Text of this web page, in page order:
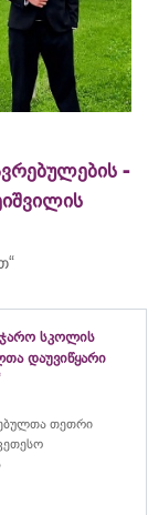
-
სკოლის
დაუვიწყარი
თეთრი